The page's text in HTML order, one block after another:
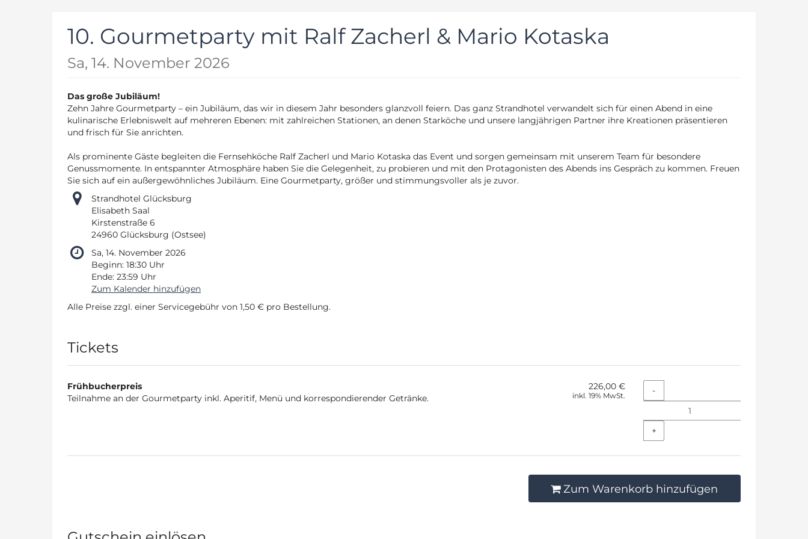
10. Gourmetparty mit Ralf Zacherl & Mario Kotaska
Sa, 14. November 2026
Das große Jubiläum!
Zehn Jahre Gourmetparty – ein Jubiläum, das wir in diesem Jahr besonders glanzvoll feiern. Das ganz Strandhotel verwandelt sich für einen Abend in eine
kulinarische Erlebniswelt auf mehreren Ebenen: mit zahlreichen Stationen, an denen Starköche und unsere langjährigen Partner ihre Kreationen präsentieren
und frisch für Sie anrichten.
Als prominente Gäste begleiten die Fernsehköche Ralf Zacherl und Mario Kotaska das Event und sorgen gemeinsam mit unserem Team für besondere
Genussmomente. In entspannter Atmosphäre haben Sie die Gelegenheit, zu probieren und mit den Protagonisten des Abends ins Gespräch zu kommen. Freuen
Sie sich auf ein außergewöhnliches Jubiläum. Eine Gourmetparty, größer und stimmungsvoller als je zuvor.
Strandhotel Glücksburg
Elisabeth Saal
Kirstenstraße 6
24960 Glücksburg (Ostsee)
Sa, 14. November 2026
Beginn: 18:30 Uhr
Ende: 23:59 Uhr
Zum Kalender hinzufügen
Alle Preise zzgl. einer Servicegebühr von 1,50 € pro Bestellung.
Produkte
Tickets
Frühbucherpreis
Teilnahme an der Gourmetparty inkl. Aperitif, Menü und korrespondierender Getränke.
226,00 €
inkl. 19% MwSt. Menge
-
+
Zum Warenkorb hinzufügen